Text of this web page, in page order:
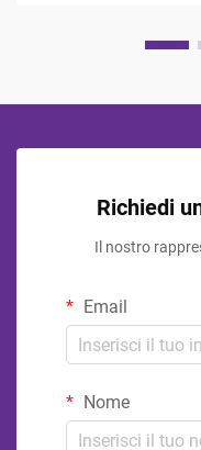
Richiedi
Il nostro
Email
Nome